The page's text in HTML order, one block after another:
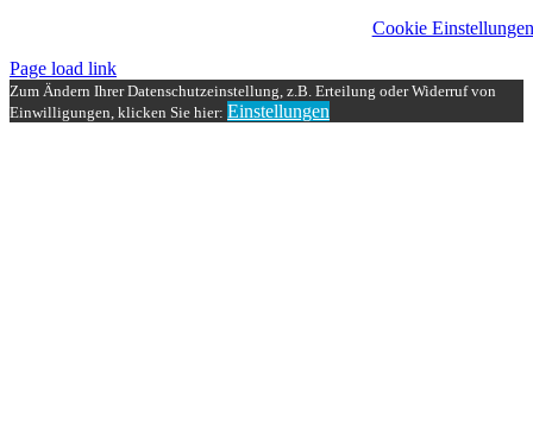
Cookie Einstellungen
Page load link
Zum Ändern Ihrer Datenschutzeinstellung, z.B. Erteilung oder Widerruf von
Einwilligungen, klicken Sie hier: Einstellungen